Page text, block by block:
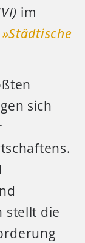
im
sich
stellt die